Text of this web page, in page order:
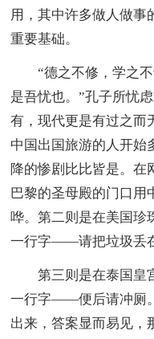
用，其中许多做人做事
重要基础。
“德之不修，学之不
是吾忧也。”孔子所忧
有，现代更是有过之而
中国出国旅游的人开始
降的惨剧比比皆是。在
巴黎的圣母殿的门口
哗。第二则是在美国珍
一行字——请把垃圾丢
第三则是在泰国皇
一行字——便后请冲厕
出来，答案显而易见，